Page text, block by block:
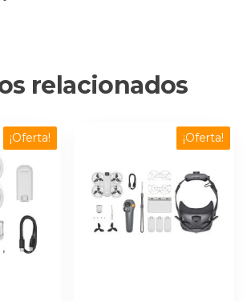
relacionados
¡Oferta! ¡Oferta!